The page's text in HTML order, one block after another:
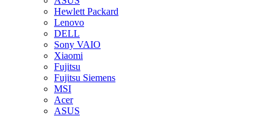
Hewlett Packard
Lenovo
DELL
Sony VAIO
Xiaomi
Fujitsu
Fujitsu Siemens
MSI
Acer
ASUS